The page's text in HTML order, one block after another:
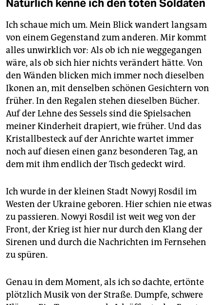
Natürlich kenne ich den toten Soldaten
Ich schaue mich um. Mein Blick wandert langsam
von einem Gegenstand zum anderen. Mir kommt
alles unwirklich vor: Als ob ich nie weggegangen
wäre, als ob sich hier nichts verändert hätte. Von
den Wänden blicken mich immer noch dieselben
Ikonen an, mit denselben schönen Gesichtern von
früher. In den Regalen stehen dieselben Bücher.
Auf der Lehne des Sessels sind die Spielsachen
meiner Kinderheit drapiert, wie früher. Und das
Kristallbesteck auf der Anrichte wartet immer
noch auf diesen einen ganz besonderen Tag, an
dem mit ihm endlich der Tisch gedeckt wird.
Ich wurde in der kleinen Stadt Nowyj Rosdil im
Westen der Ukraine geboren. Hier schien nie etwas
zu passieren. Nowyi Rosdil ist weit weg von der
Front, der Krieg ist hier nur durch den Klang der
Sirenen und durch die Nachrichten im Fernsehen
zu spüren.
Genau in dem Moment, als ich so dachte, ertönte
plötzlich Musik von der Straße. Dumpfe, schwere